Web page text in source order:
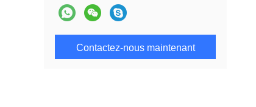
Contactez-nous maintenant